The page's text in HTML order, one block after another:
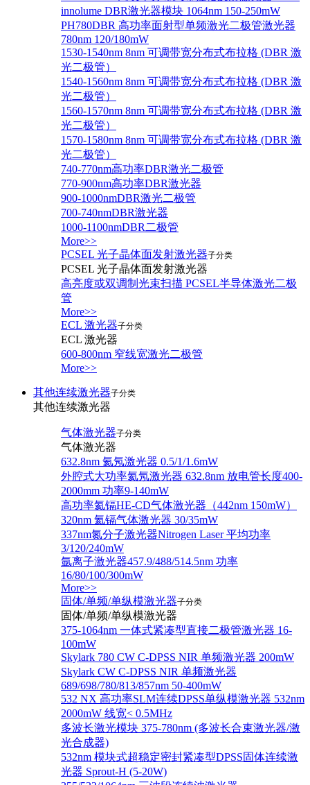
innolume DBR激光器模块 1064nm 150-250mW
PH780DBR 高功率面射型单频激光二极管激光器
780nm 120/180mW
1530-1540nm 8nm 可调带宽分布式布拉格 (DBR 激
光二极管）
1540-1560nm 8nm 可调带宽分布式布拉格 (DBR 激
光二极管）
1560-1570nm 8nm 可调带宽分布式布拉格 (DBR 激
光二极管）
1570-1580nm 8nm 可调带宽分布式布拉格 (DBR 激
光二极管）
740-770nm高功率DBR激光二极管
770-900nm高功率DBR激光器
900-1000nmDBR激光二极管
700-740nmDBR激光器
1000-1100nmDBR二极管
More>>
PCSEL 光子晶体面发射激光器子分类
PCSEL 光子晶体面发射激光器
高亮度或双调制光束扫描 PCSEL半导体激光二极
管
More>>
ECL 激光器子分类
ECL 激光器
600-800nm 窄线宽激光二极管
More>>
其他连续激光器子分类
其他连续激光器
气体激光器子分类
气体激光器
632.8nm 氦氖激光器 0.5/1/1.6mW
外腔式大功率氦氖激光器 632.8nm 放电管长度400-
2000mm 功率9-140mW
高功率氦镉HE-CD气体激光器（442nm 150mW）
320nm 氦镉气体激光器 30/35mW
337nm氮分子激光器Nitrogen Laser 平均功率
3/120/240mW
氩离子激光器457.9/488/514.5nm 功率
16/80/100/300mW
More>>
固体/单频/单纵模激光器子分类
固体/单频/单纵模激光器
375-1064nm 一体式紧凑型直接二极管激光器 16-
100mW
Skylark 780 CW C-DPSS NIR 单频激光器 200mW
Skylark CW C-DPSS NIR 单频激光器
689/698/780/813/857nm 50-400mW
532 NX 高功率SLM连续DPSS单纵模激光器 532nm
2000mW 线宽< 0.5MHz
多波长激光模块 375-780nm (多波长合束激光器/激
光合成器)
532nm 模块式超稳定密封紧凑型DPSS固体连续激
光器 Sprout-H (5-20W)